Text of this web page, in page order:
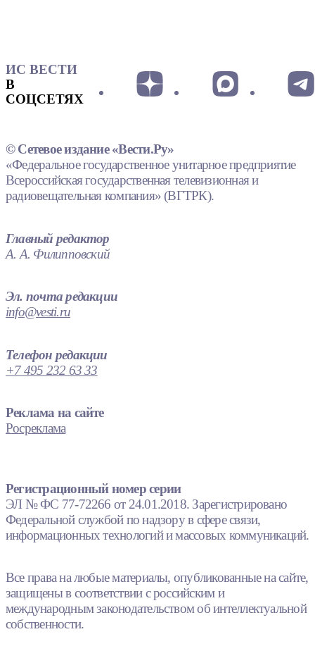
ИС ВЕСТИ
В
СОЦСЕТЯХ
© Сетевое издание «Вести.Ру»
«Федеральное государственное унитарное предприятие
Всероссийская государственная телевизионная и
радиовещательная компания» (ВГТРК).
Главный редактор
А. А. Филипповский
Эл. почта редакции
info@vesti.ru
Телефон редакции
+7 495 232 63 33
Реклама на сайте
Росреклама
Регистрационный номер серии
ЭЛ № ФС 77-72266 от 24.01.2018. Зарегистрировано
Федеральной службой по надзору в сфере связи,
информационных технологий и массовых коммуникаций.
Все права на любые материалы, опубликованные на сайте,
защищены в соответствии с российским и
международным законодательством об интеллектуальной
собственности.